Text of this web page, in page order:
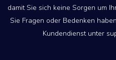
damit Sie sich keine Sorgen um
Sie Fragen oder Bedenken
Kundendienst unter